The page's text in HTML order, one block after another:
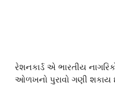
રેશનકાર્ડ એ ભારતીય
ઓળખનો પુરાવો ગણી શકાય